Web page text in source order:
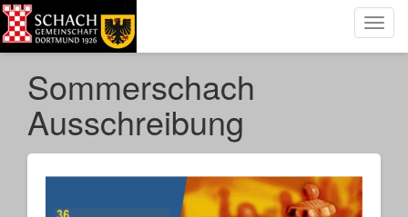
Sommerschach
Ausschreibung